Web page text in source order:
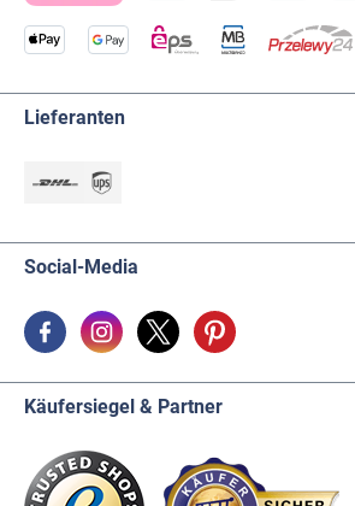
Lieferanten
Social-Media
Käufersiegel & Partner